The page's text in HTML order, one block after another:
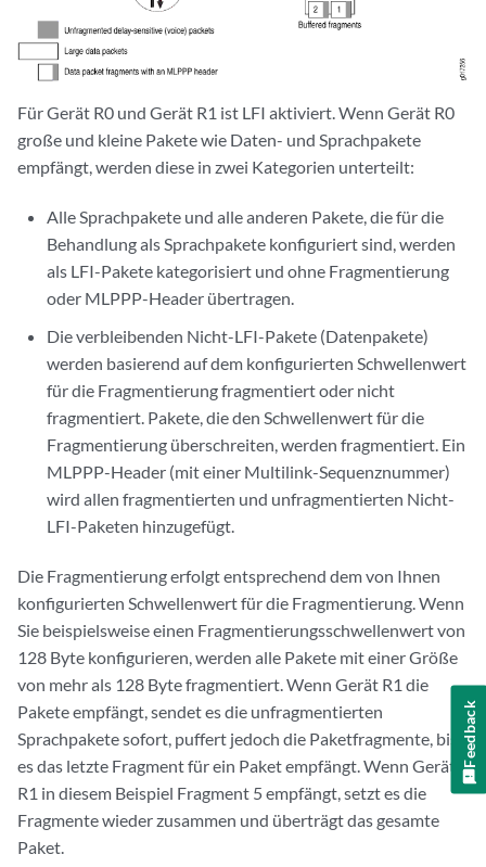
Für Gerät R0 und Gerät R1 ist LFI aktiviert. Wenn Gerät R0
große und kleine Pakete wie Daten- und Sprachpakete
empfängt, werden diese in zwei Kategorien unterteilt:
Alle Sprachpakete und alle anderen Pakete, die für die
Behandlung als Sprachpakete konfiguriert sind, werden
als LFI-Pakete kategorisiert und ohne Fragmentierung
oder MLPPP-Header übertragen.
Die verbleibenden Nicht-LFI-Pakete (Datenpakete)
werden basierend auf dem konfigurierten Schwellenwert
für die Fragmentierung fragmentiert oder nicht
fragmentiert. Pakete, die den Schwellenwert für die
Fragmentierung überschreiten, werden fragmentiert. Ein
MLPPP-Header (mit einer Multilink-Sequenznummer)
wird allen fragmentierten und unfragmentierten Nicht-
LFI-Paketen hinzugefügt.
Die Fragmentierung erfolgt entsprechend dem von Ihnen
konfigurierten Schwellenwert für die Fragmentierung. Wenn
Sie beispielsweise einen Fragmentierungsschwellenwert von
128 Byte konfigurieren, werden alle Pakete mit einer Größe
von mehr als 128 Byte fragmentiert. Wenn Gerät R1 die
Pakete empfängt, sendet es die unfragmentierten
Sprachpakete sofort, puffert jedoch die Paketfragmente, bis
es das letzte Fragment für ein Paket empfängt. Wenn Gerät
R1 in diesem Beispiel Fragment 5 empfängt, setzt es die
Fragmente wieder zusammen und überträgt das gesamte
Paket.
Feedback